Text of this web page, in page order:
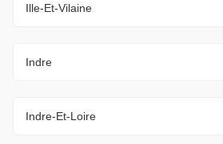
Ille-Et-Vilaine
Indre
Indre-Et-Loire